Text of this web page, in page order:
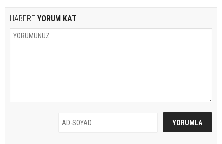
HABERE YORUM KAT